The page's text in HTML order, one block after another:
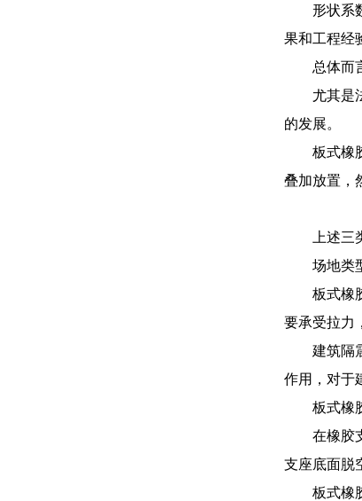
形状系
果和工程经
总体而
尤其是
的发展。
板式橡
叠加放置，
上述
场地类
板式橡
要承受拉力
建筑隔
作用，对于
板式橡
在橡胶
支座底面脱
板式橡